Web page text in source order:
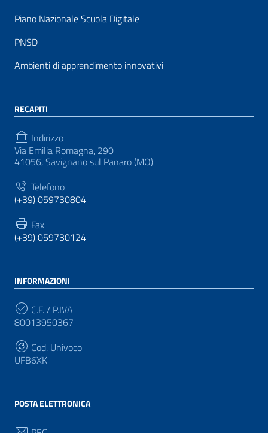
Piano Nazionale Scuola Digitale
PNSD
Ambienti di apprendimento innovativi
RECAPITI
Indirizzo
Via Emilia Romagna, 290
41056, Savignano sul Panaro (MO)
Telefono
(+39) 059730804
Fax
(+39) 059730124
INFORMAZIONI
C.F. / P.IVA
80013950367
Cod. Univoco
UFB6XK
POSTA ELETTRONICA